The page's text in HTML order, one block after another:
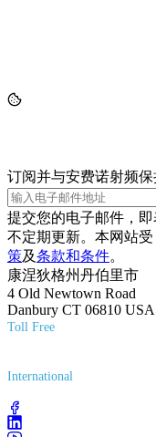
订阅并与安费诺射频保
提交您的电子邮件，
不定期更新。本网站受
策及条款和条件。
康涅狄格州丹伯里市
4 Old Newtown Road
Danbury CT 06810 USA
Toll Free
International